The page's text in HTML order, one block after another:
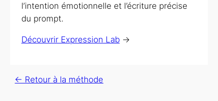
l’intention émotionnelle et l’écriture précise
du prompt.
Découvrir Expression Lab→
← Retour à la méthode